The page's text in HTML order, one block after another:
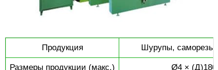
Продукция Шурупы, саморезы
Размеры продукции (макс.) Ø4 ×